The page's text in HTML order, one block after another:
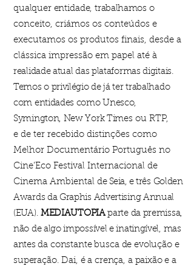
qualquer entidade,trabalhamos o
conceito, criámos os conteúdos e
executamos os produtos finais, desde a
clássica impressão em papel até à
realidade atual das plataformas digitais.
Temos o privilégio de já ter trabalhado
com entidades como Unesco,
Symington, New York Times ou RTP,
e de ter recebido distinções como
Melhor Documentário Português no
Cine’Eco Festival Internacional de
Cinema Ambiental de Seia, etrês Golden
Awards da Graphis Advertising Annual
(EUA). MEDIAUTOPIAparte da premissa,
não de algo impossível e inatingível, mas
antes da constante busca de evolução e
superação. Dai, é a crença, a paixão e a